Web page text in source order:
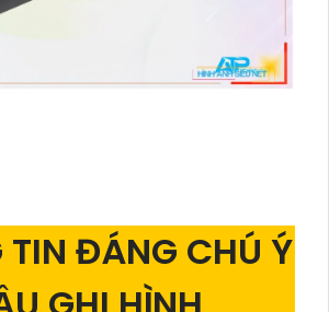
TIN ĐÁNG CHÚ Ý